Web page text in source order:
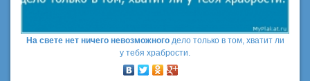
На свете нет ничего невозможного дело только в том, хватит ли
у тебя храбрости.